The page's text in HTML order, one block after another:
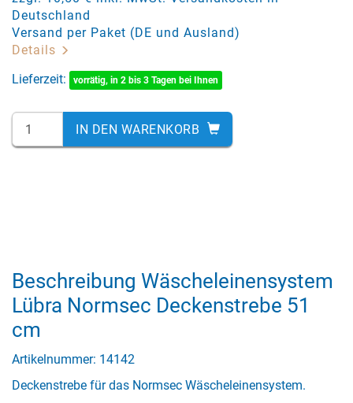
Deutschland
Versand per Paket (DE und Ausland)
Details
Lieferzeit:
vorrätig, in 2 bis 3 Tagen bei Ihnen
IN DEN WARENKORB
Beschreibung Wäscheleinensystem
Lübra Normsec Deckenstrebe 51
cm
Artikelnummer: 14142
Deckenstrebe für das Normsec Wäscheleinensystem.